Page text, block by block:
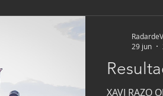
XAVI RAZO
29 jun